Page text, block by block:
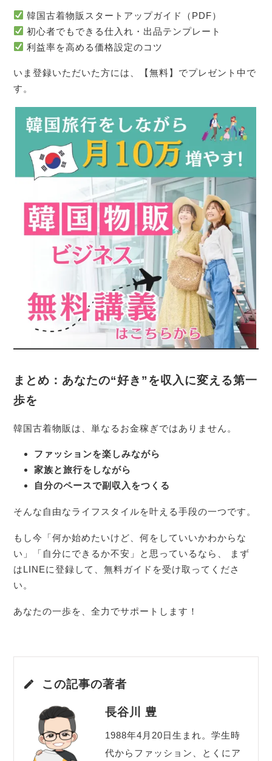
韓国古着物販スタートアップガイド（PDF）
初心者でもできる仕入れ・出品テンプレート
利益率を高める価格設定のコツ
いま登録いただいた方には、【無料】でプレゼント中で
す。
まとめ：あなたの“好き”を収入に変える第一
歩を
韓国古着物販は、単なるお金稼ぎではありません。
ファッションを楽しみながら
家族と旅行をしながら
自分のペースで副収入をつくる
そんな自由なライフスタイルを叶える手段の一つです。
もし今「何か始めたいけど、何をしていいかわからな
い」「自分にできるか不安」と思っているなら、 まず
はLINEに登録して、無料ガイドを受け取ってくださ
い。
あなたの一歩を、全力でサポートします！
この記事の著者
長谷川 豊
1988年4月20日生まれ。学生時
代からファッション、とくにア